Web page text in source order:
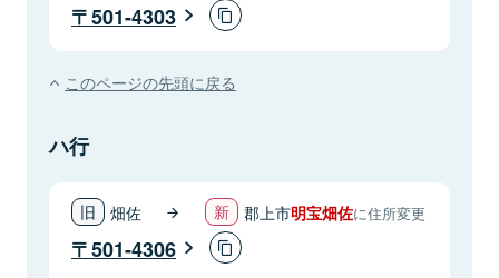
501-4303
このページの先頭に戻る
ハ行
畑佐 郡上市明宝畑佐に住所変更
501-4306